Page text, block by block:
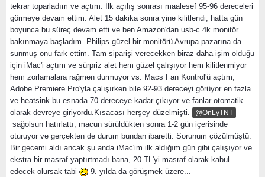
tekrar toparladım ve açtım. İlk açılış sonrası maalesef 95-96 dereceleri
görmeye devam ettim. Alet 15 dakika sonra yine kilitlendi, hatta gün
boyunca bu süreç devam etti ve ben Amazon'dan usb-c 4k monitör
bakınmaya başladım. Philips güzel bir monitörü Avrupa pazarına da
sunmuş onu fark ettim. Tam siparişi verecekken biraz daha işim olduğu
için iMac'i açtım ve sürpriz alet hem güzel çalışıyor hem kilitlenmiyor
hem zorlamalara rağmen durmuyor vs. Macs Fan Kontrol'ü açtım,
Adobe Premiere Pro'yla çalışırken bile 92-93 dereceyi görüyor en fazla
ve heatsink bu esnada 70 dereceye kadar çıkıyor ve fanlar otomatik
olarak devreye giriyordu.Kısacası herşey düzelmişti.
@OnLyTNT
sağolsun hatırlattı, macun sürüldükten sonra 1-2 gün içerisinde
oturuyor ve gerçekten de durum bundan ibaretti. Sorunum çözülmüştü.
Bir gecemi aldı ancak şu anda iMac'im ilk aldığım gün gibi çalışıyor ve
ekstra bir masraf yaptırtmadı bana, 20 TL'yi masraf olarak kabul
edecek olursak tabi
9. yılda da görüşmek üzere...